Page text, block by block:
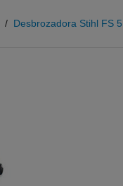
Desbrozadora Stihl FS